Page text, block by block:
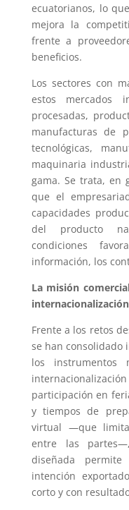
ecuatorianos, lo
mejora la
frente a
beneficios.
Los sectores con
estos mercados
procesadas,
manufacturas de
tecnológicas,
maquinaria
gama. Se trata, en
que el
capacidades
del producto
condiciones
información, los
La misión
internacionalización
Frente a los retos
se han consolidado
los instrumentos
participación en
y tiempos de
virtual —que
entre las
diseñada
intención
corto y con